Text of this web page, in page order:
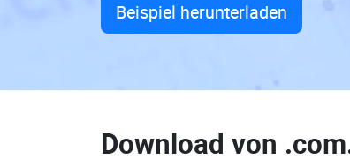
Beispiel herunterladen
Download von